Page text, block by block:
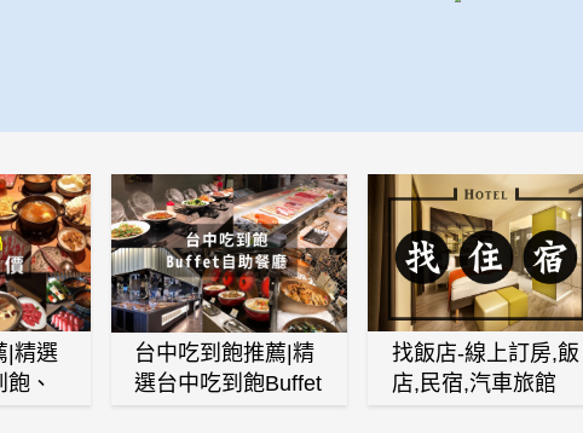
|精選
、
台中吃到飽推薦|精
選台中吃到飽Buffet
找飯店-線上訂房,飯
店,民宿,汽車旅館